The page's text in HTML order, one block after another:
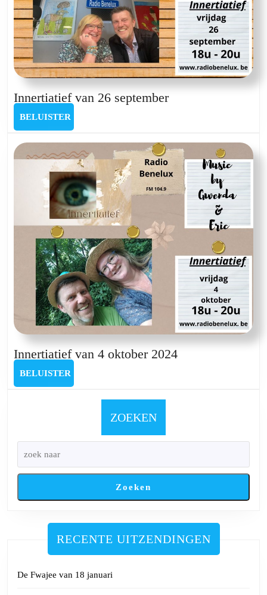
Innertiatief van 26 septemberInnertiatief
september
BELUISTER
Innertiatief van 4 oktober 2024Innertiatief
BELUISTER
ZOEKEN
Zoeken
RECENTE UITZENDINGEN
De Fwajee van 18 januari